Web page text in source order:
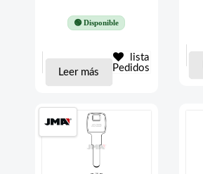
🟢 Disponible
Leer más
lista
Pedidos